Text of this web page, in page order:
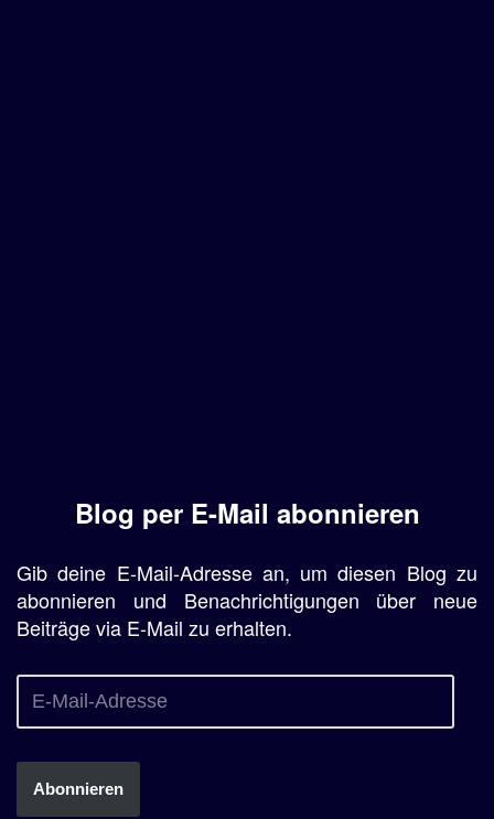
Blog per E-Mail abonnieren
Gib deine E-Mail-Adresse an, um diesen Blog zu
abonnieren und Benachrichtigungen über neue
Beiträge via E-Mail zu erhalten.
Abonnieren